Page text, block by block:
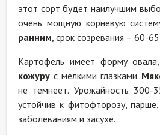
этот сорт будет наилучшим
очень мощную корневую
ранним, срок созревания – 60-
Картофель имеет форму овала,
кожуру с мелкими глазками.
не темнеет. Урожайность 300-
устойчив к фитофторозу,
заболеваниям и засухе.